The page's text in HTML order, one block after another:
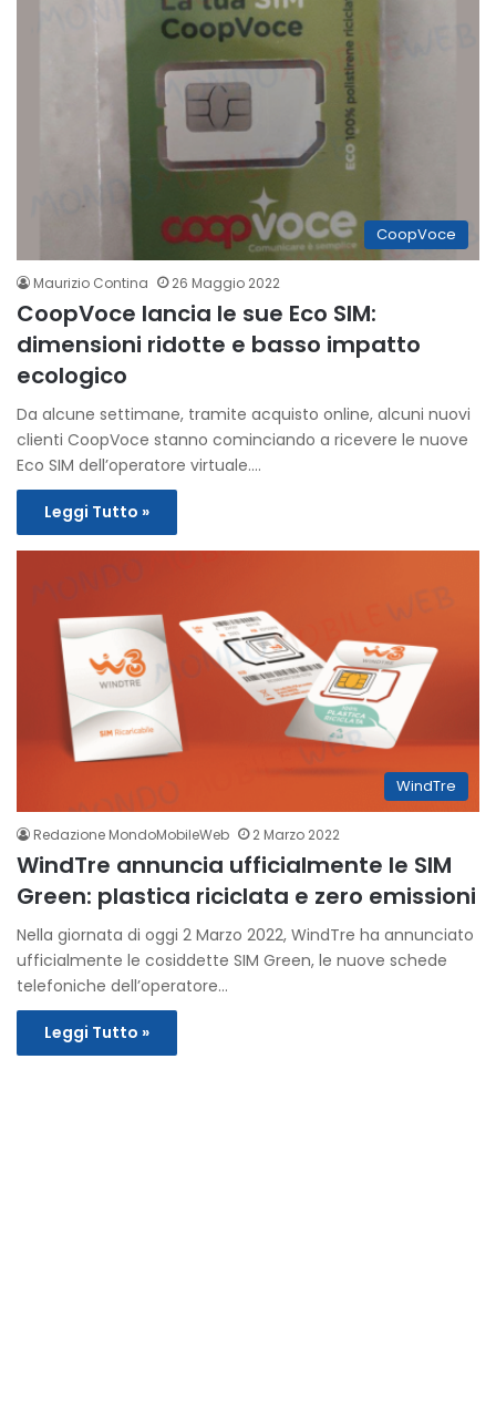
CoopVoce
Maurizio Contina 26 Maggio 2022
CoopVoce lancia le sue Eco SIM:
dimensioni ridotte e basso impatto
ecologico
Da alcune settimane, tramite acquisto online, alcuni nuovi
clienti CoopVoce stanno cominciando a ricevere le nuove
Eco SIM dell’operatore virtuale.…
Leggi Tutto »
WindTre
Redazione MondoMobileWeb 2 Marzo 2022
WindTre annuncia ufficialmente le SIM
Green: plastica riciclata e zero emissioni
Nella giornata di oggi 2 Marzo 2022, WindTre ha annunciato
ufficialmente le cosiddette SIM Green, le nuove schede
telefoniche dell’operatore…
Leggi Tutto »